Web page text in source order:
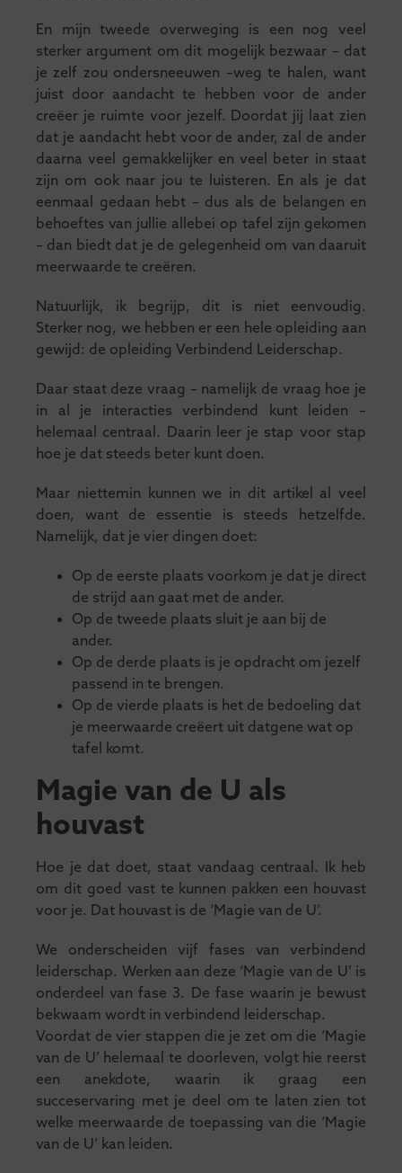
En mijn tweede overweging is een nog veel
sterker argument om dit mogelijk bezwaar – dat
je zelf zou ondersneeuwen –weg te halen, want
juist door aandacht te hebben voor de ander
creëer je ruimte voor jezelf. Doordat jij laat zien
dat je aandacht hebt voor de ander, zal de ander
daarna veel gemakkelijker en veel beter in staat
zijn om ook naar jou te luisteren. En als je dat
eenmaal gedaan hebt – dus als de belangen en
behoeftes van jullie allebei op tafel zijn gekomen
– dan biedt dat je de gelegenheid om van daaruit
meerwaarde te creëren.
Natuurlijk, ik begrijp, dit is niet eenvoudig.
Sterker nog, we hebben er een hele opleiding aan
gewijd: de opleiding Verbindend Leiderschap.
Daar staat deze vraag – namelijk de vraag hoe je
in al je interacties verbindend kunt leiden –
helemaal centraal. Daarin leer je stap voor stap
hoe je dat steeds beter kunt doen.
Maar niettemin kunnen we in dit artikel al veel
doen, want de essentie is steeds hetzelfde.
Namelijk, dat je vier dingen doet:
Op de eerste plaats voorkom je dat je direct
de strijd aan gaat met de ander.
Op de tweede plaats sluit je aan bij de
ander.
Op de derde plaats is je opdracht om jezelf
passend in te brengen.
Op de vierde plaats is het de bedoeling dat
je meerwaarde creëert uit datgene wat op
tafel komt.
Magie van de U als
houvast
Hoe je dat doet, staat vandaag centraal. Ik heb
om dit goed vast te kunnen pakken een houvast
voor je. Dat houvast is de ‘Magie van de U’.
We onderscheiden vijf fases van verbindend
leiderschap. Werken aan deze ‘Magie van de U’ is
onderdeel van fase 3. De fase waarin je bewust
bekwaam wordt in verbindend leiderschap.
Voordat de vier stappen die je zet om die ‘Magie
van de U’ helemaal te doorleven, volgt hie reerst
een anekdote, waarin ik graag een
succeservaring met je deel om te laten zien tot
welke meerwaarde de toepassing van die ‘Magie
van de U’ kan leiden.